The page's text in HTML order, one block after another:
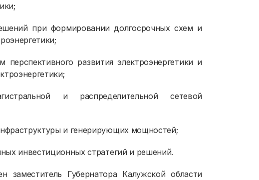
при формировании долгосрочных схем и
развития электроэнергетики и
и распределительной сетевой
и генерирующих мощностей;
инвестиционных стратегий и решений.
заместитель Губернатора Калужской области